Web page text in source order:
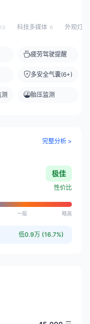
13 科技多媒体 6 外观灯光
疲劳驾驶提醒
多安全气囊(6+)
胎压监测
完整分析 >
极佳
性价比
一般 略高
低0.9万 (16.7%)